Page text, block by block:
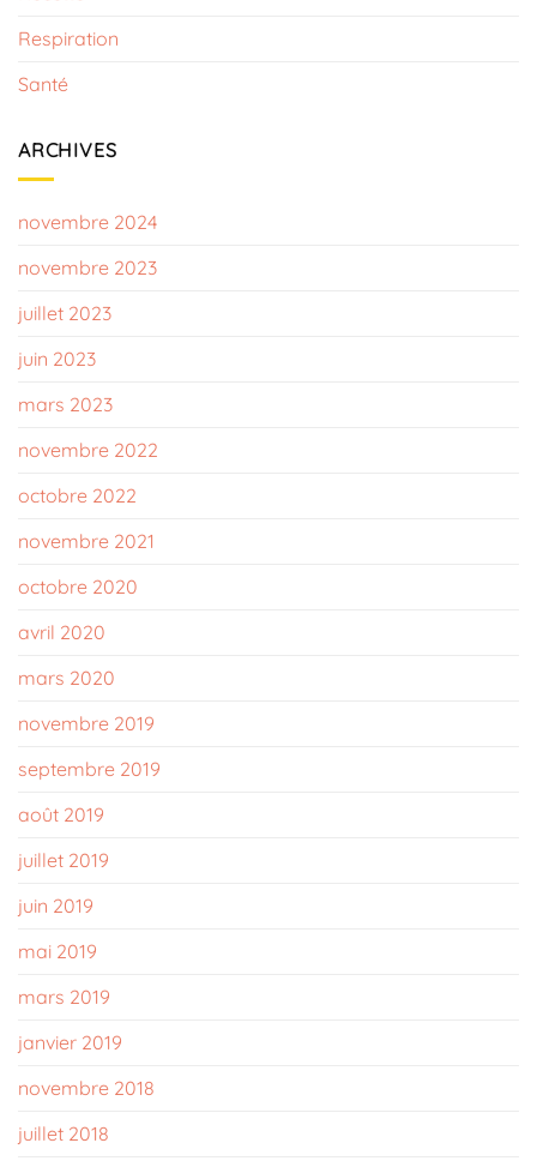
Respiration
Santé
ARCHIVES
novembre 2024
novembre 2023
juillet 2023
juin 2023
mars 2023
novembre 2022
octobre 2022
novembre 2021
octobre 2020
avril 2020
mars 2020
novembre 2019
septembre 2019
août 2019
juillet 2019
juin 2019
mai 2019
mars 2019
janvier 2019
novembre 2018
juillet 2018